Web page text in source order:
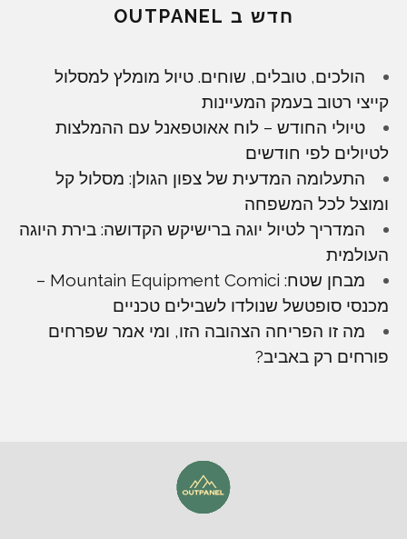
חדש ב OUTPANEL
הולכים, טובלים, שוחים. טיול מומלץ למסלול
קייצי רטוב בעמק המעיינות
טיולי החודש – לוח אאוטפאנל עם ההמלצות
לטיולים לפי חודשים
התעלומה המדעית של צפון הגולן: מסלול קל
ומוצל לכל המשפחה
המדריך לטיול יוגה ברישיקש הקדושה: בירת היוגה
העולמית
מבחן שטח: Mountain Equipment Comici –
מכנסי סופטשל שנולדו לשבילים טכניים
מה זו הפריחה הצהובה הזו, ומי אמר שפרחים
פורחים רק באביב?